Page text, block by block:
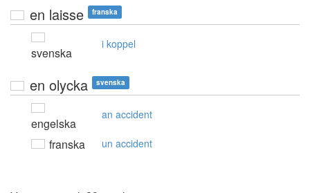
en laisse franska
svenska
i koppel
en olycka svenska
engelska
an accident
franska un accident